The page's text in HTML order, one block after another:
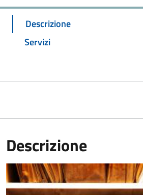
Descrizione
Servizi
Descrizione